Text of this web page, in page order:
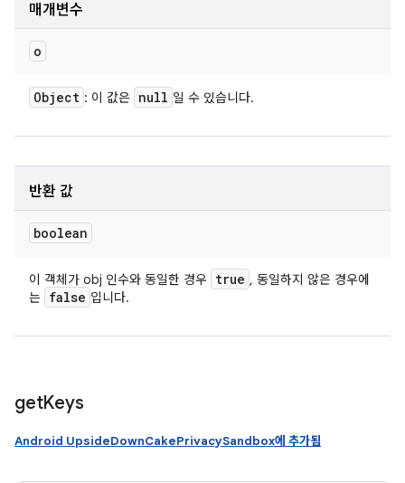
매개변수
o
Object : 이 값은 null 일 수 있습니다.
반환 값
boolean
이 객체가 obj 인수와 동일한 경우 true , 동일하지 않은 경우에
는 false 입니다.
getKeys
Android UpsideDownCakePrivacySandbox에 추가됨